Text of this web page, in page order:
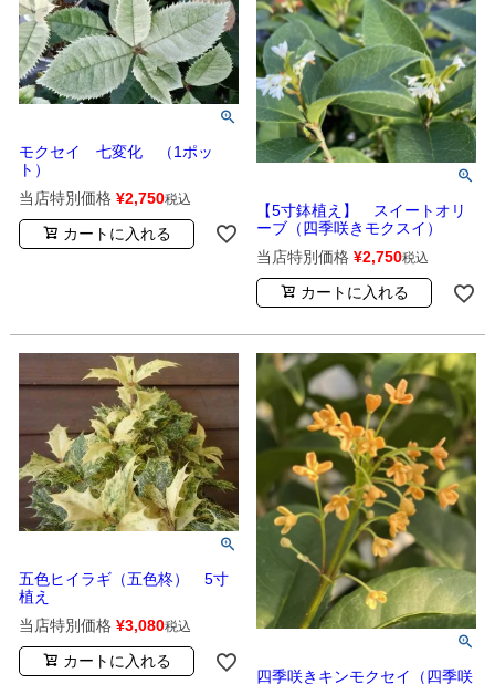
モクセイ 七変化 （1ポッ
ト）
当店特別価格 ¥2,750税込
カートに入れる
【5寸鉢植え】 スイートオリ
ーブ（四季咲きモクスイ）
当店特別価格 ¥2,750税込
カートに入れる
五色ヒイラギ（五色柊） 5寸
植え
当店特別価格 ¥3,080税込
カートに入れる
四季咲きキンモクセイ（四季咲